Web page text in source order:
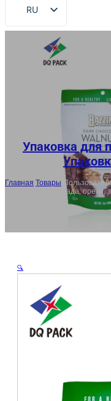
RU
EN
Упаковка для
Главная Товары
мешки для шоколада, орехи,
🔍